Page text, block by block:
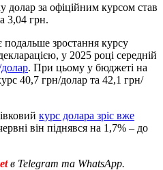
долар за офіційним курсом став
3,04 грн.
зростання курсу
у 2025 році середній
. При цьому у бюджеті на
40,7 грн/долар та 42,1 грн/
курс долара зріс вже
він піднявся на 1,7% – до
в Telegram та WhatsApp.